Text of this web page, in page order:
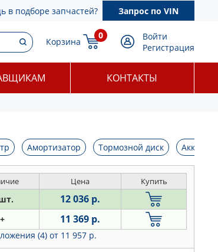
в подборе запчастей? Запрос по VIN
Корзина
0
Войти
Регистрация
КОНТАКТЫ
Амортизатор Тормозной диск
Цена Купить
12 036 р.
+ 11 369 р.
(4) от 11 957 р.